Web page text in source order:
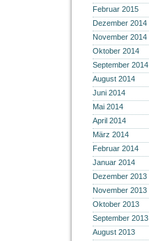
Februar 2015
Dezember 2014
November 2014
Oktober 2014
September 2014
August 2014
Juni 2014
Mai 2014
April 2014
März 2014
Februar 2014
Januar 2014
Dezember 2013
November 2013
Oktober 2013
September 2013
August 2013